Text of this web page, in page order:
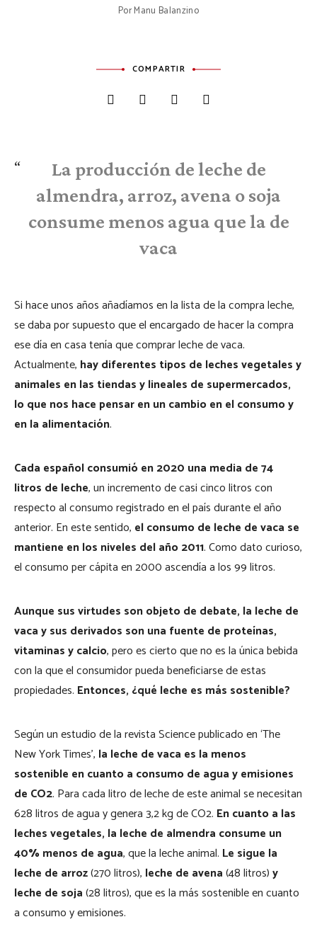
PorManu Balanzino
COMPARTIR
La producción de leche de
almendra, arroz, avena o soja
consume menos agua que la de
vaca
Si hace unos años añadíamos en la lista de la compra leche,
se daba por supuesto que el encargado de hacer la compra
ese día en casa tenía que comprar leche de vaca.
Actualmente, hay diferentes tipos de leches vegetales y
animales en las tiendas y lineales de supermercados,
lo que nos hace pensar en un cambio en el consumo y
en la alimentación.
Cada español consumió en 2020 una media de 74
litros de leche, un incremento de casi cinco litros con
respecto al consumo registrado en el país durante el año
anterior. En este sentido, el consumo de leche de vaca se
mantiene en los niveles del año 2011. Como dato curioso,
el consumo per cápita en 2000 ascendía a los 99 litros.
Aunque sus virtudes son objeto de debate, la leche de
vaca y sus derivados son una fuente de proteínas,
vitaminas y calcio, pero es cierto que no es la única bebida
con la que el consumidor pueda beneficiarse de estas
propiedades. Entonces, ¿qué leche es más sostenible?
Según un estudio de la revista Science publicado en ‘The
New York Times’, la leche de vaca es la menos
sostenible en cuanto a consumo de agua y emisiones
de CO2. Para cada litro de leche de este animal se necesitan
628 litros de agua y genera 3,2 kg de CO2. En cuanto a las
leches vegetales, la leche de almendra consume un
40% menos de agua, que la leche animal. Le sigue la
leche de arroz(270 litros), leche de avena(48 litros)y
leche de soja(28 litros), que es la más sostenible en cuanto
a consumo y emisiones.